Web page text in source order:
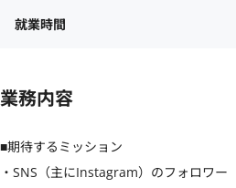
就業時間
業務内容
■期待するミッション
・SNS（主にInstagram）のフォロワー